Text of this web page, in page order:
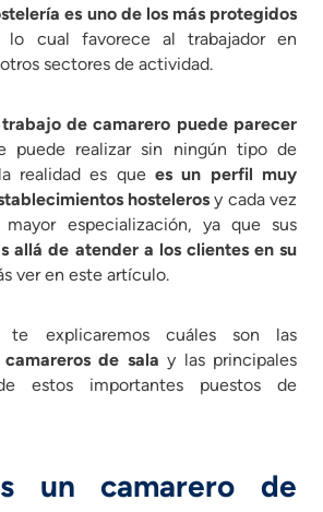
es uno de los más protegidos
lo cual favorece al trabajador en
sectores de actividad.
de camarero puede parecer
puede realizar sin ningún tipo de
realidad es que es un perfil muy
hosteleros y cada vez
especialización, ya que sus
allá de atender a los clientes en su
ver en este artículo.
te explicaremos cuáles son las
de sala y las principales
estos importantes puestos de
un camarero de